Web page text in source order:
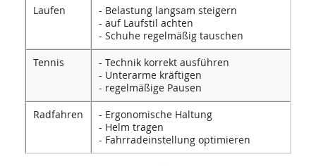
Laufen
- Belastung langsam steigern
- auf Laufstil achten
- Schuhe regelmäßig tauschen
Tennis
- Technik korrekt ausführen
- Unterarme kräftigen
- regelmäßige Pausen
Radfahren
- Ergonomische Haltung
- Helm tragen
- Fahrradeinstellung optimieren